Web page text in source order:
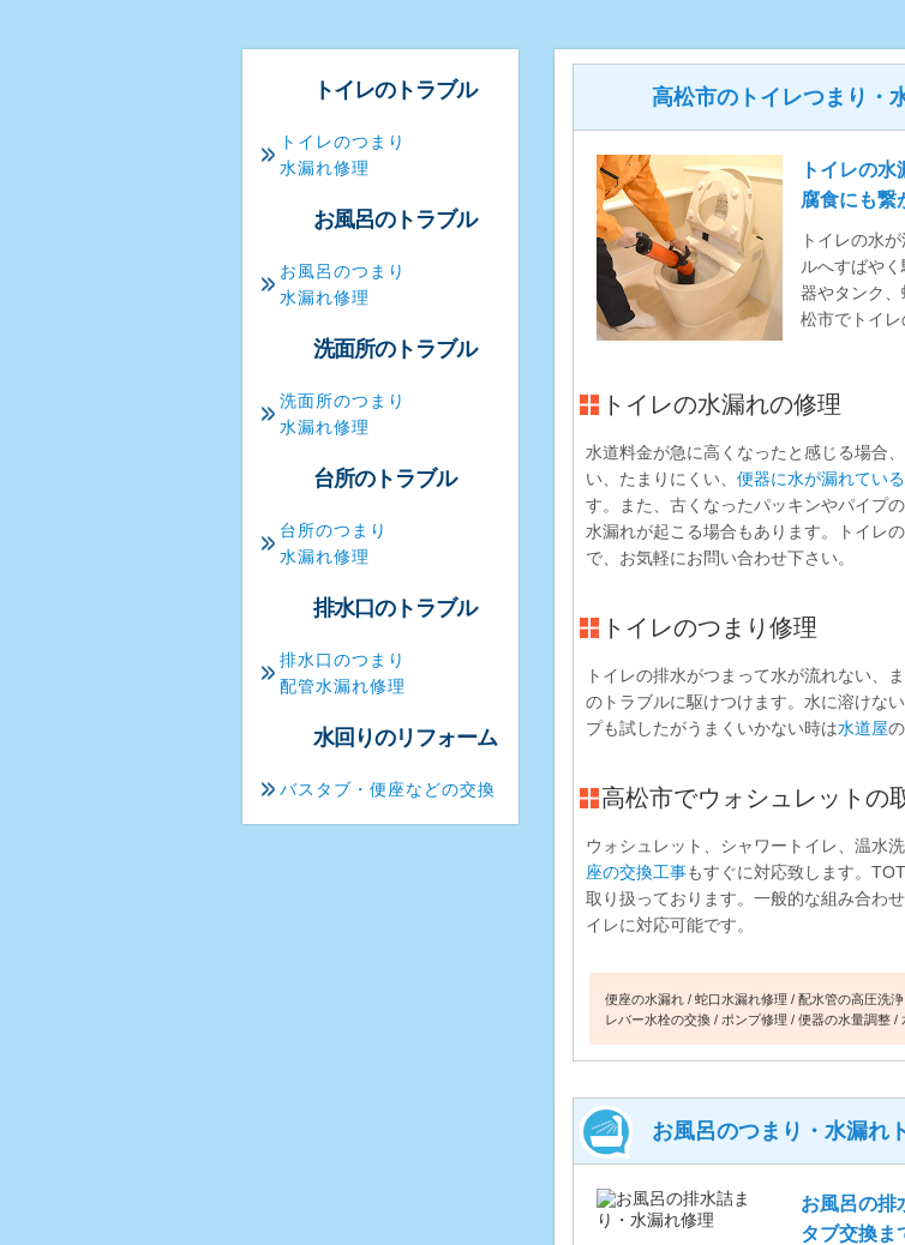
高松市のトイレつまり・
トイレの
腐食にも繋
トイレの水
ルへすばや
器やタンク
松市でトイレ
トイレの水漏れの修理
水道料金が急に高くなったと感じる場合
い、たまりにくい、 便器に水が漏れている
す。また、古くなったパッキンやパイプ
水漏れが起こる場合もあります。トイレ
で、お気軽にお問い合わせ下さい。
トイレのつまり修理
トイレの排水がつまって水が流れない、
のトラブルに駆けつけます。水に溶けな
プも試したがうまくいかない時は水道屋
高松市でウォシュレットの
ウォシュレット、シャワートイレ、温水
座の交換工事もすぐに対応致します。
取り扱っております。一般的な組み合わ
イレに対応可能です。
便座の水漏れ 蛇口水漏れ修理 配水管の高圧洗浄
レバー水栓の交換
ポンプ修理 便器の水量調整
お風呂のつまり・水漏れ
お風呂の排
タブ交換ま
トイレのトラブル
トイレのつまり
水漏れ修理
お風呂のトラブル
お風呂のつまり
水漏れ修理
洗面所のトラブル
洗面所のつまり
水漏れ修理
台所のトラブル
台所のつまり
水漏れ修理
排水口のトラブル
排水口のつまり
配管水漏れ修理
水回りのリフォーム
バスタブ・便座などの交換